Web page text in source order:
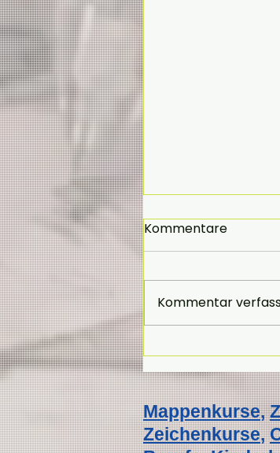
Erfolgreich mit
Online-
durchstarten –
Online-
deine
Kommentare
Kommentar
Mappenkurse,
Zeichenkurse,